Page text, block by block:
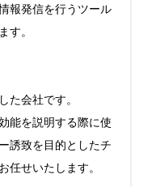
報発信を行うツール
す。
た会社です。
能を説明する際に使
誘致を目的としたチ
任せいたします。